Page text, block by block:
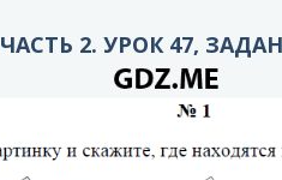
ЧАСТЬ 2. УРОК 47,